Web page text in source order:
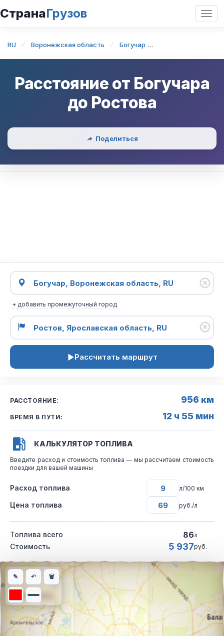
СтранаГрузов
RU Воронежская область Богучар
Расстояние от Богучара
до Ростова
Поделиться
+ добавить промежуточный город
Рассчитать маршрут
РАССТОЯНИЕ: 956 км
ВРЕМЯ В ПУТИ: 12 ч 55 мин
КАЛЬКУЛЯТОР ТОПЛИВА
Введите расход и стоимость топлива — мы рассчитаем стоимость
поездки для вашей машины
Расход топлива л/100 км
Цена топлива руб./л
Топлива всего 86л
Стоимость 5 937руб.
Интерактивная карта автомобильного маршрута из города
✎ ↶ 🗑